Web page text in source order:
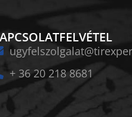
+ 36 20 218 8681